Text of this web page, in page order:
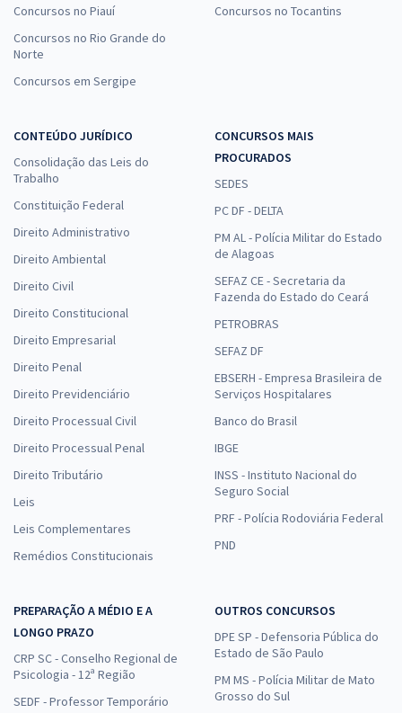
Concursos no Piauí
Concursos no Rio Grande do
Norte
Concursos em Sergipe
Concursos no Tocantins
CONTEÚDO JURÍDICO
Consolidação das Leis do
Trabalho
Constituição Federal
Direito Administrativo
Direito Ambiental
Direito Civil
Direito Constitucional
Direito Empresarial
Direito Penal
Direito Previdenciário
Direito Processual Civil
Direito Processual Penal
Direito Tributário
Leis
Leis Complementares
Remédios Constitucionais
CONCURSOS MAIS
PROCURADOS
SEDES
PC DF - DELTA
PM AL - Polícia Militar do Estado
de Alagoas
SEFAZ CE - Secretaria da
Fazenda do Estado do Ceará
PETROBRAS
SEFAZ DF
EBSERH - Empresa Brasileira de
Serviços Hospitalares
Banco do Brasil
IBGE
INSS - Instituto Nacional do
Seguro Social
PRF - Polícia Rodoviária Federal
PND
PREPARAÇÃO A MÉDIO E A
LONGO PRAZO
CRP SC - Conselho Regional de
Psicologia - 12ª Região
SEDF - Professor Temporário
OUTROS CONCURSOS
DPE SP - Defensoria Pública do
Estado de São Paulo
PM MS - Polícia Militar de Mato
Grosso do Sul